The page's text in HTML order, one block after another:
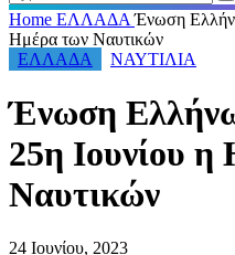
Home ΕΛΛΑΔΑΈνωση
Ημέρα των Ναυτικών
ΕΛΛΑΔΑ
ΝΑΥΤΙΛΙΑ
Ένωση
25η Ιουνίου
Ναυτικών
24 Ιουνίου, 2023